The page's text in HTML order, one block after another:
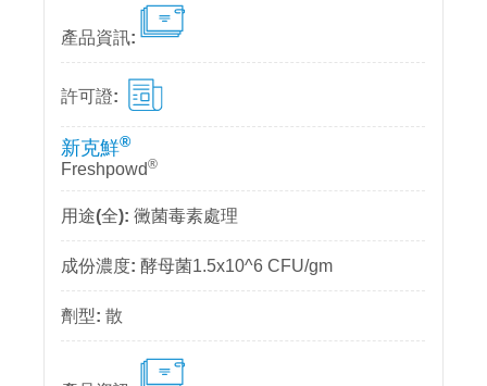
新克鮮®
Freshpowd®
黴菌毒素處理
酵母菌1.5x10^6 CFU/gm
散